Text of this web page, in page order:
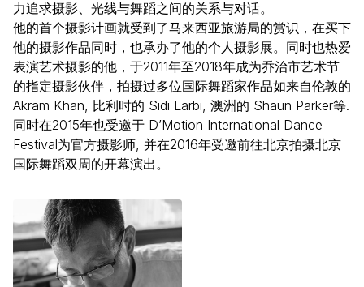
力追求摄影、光线与舞蹈之间的关系与对话。
他的首个摄影计画就受到了马来西亚旅游局的赏识，在买下
他的摄影作品同时，也承办了他的个人摄影展。同时也热爱
表演艺术摄影的他，于2011年至2018年成为乔治市艺术节
的指定摄影伙伴，拍摄过多位国际舞蹈家作品如来自伦敦的
Akram Khan, 比利时的 Sidi Larbi, 澳洲的 Shaun Parker等.
同时在2015年也受邀于 D’Motion International Dance
Festival为官方摄影师, 并在2016年受邀前往北京拍摄北京
国际舞蹈双周的开幕演出。